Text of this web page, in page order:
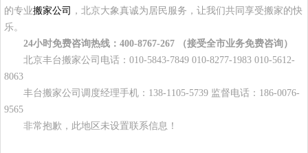
的专业搬家公司
，北京大象真诚为居民服务，让我们共同享受搬家的快
乐。
24小时免费咨询热线：400-8767-267 （接受全市业务免费咨询）
北京丰台搬家公司电话：010-5843-7849 010-8277-1983 010-5612-
8063
丰台搬家公司调度经理手机：138-1105-5739 监督电话：186-0076-
9565
非常抱歉，此地区未设置联系信息！